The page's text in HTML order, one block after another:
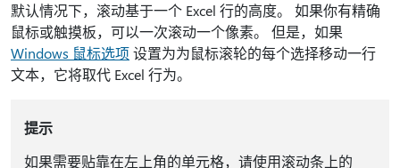
默认情况下，滚动基于一个 Excel 行的高度。 如果你有精确
鼠标或触摸板，可以一次滚动一个像素。 但是，如果
Windows 鼠标选项设置为为鼠标滚轮的每个选择移动一行
文本，它将取代 Excel 行为。
提示
如果需要贴靠在左上角的单元格，请使用滚动条上的